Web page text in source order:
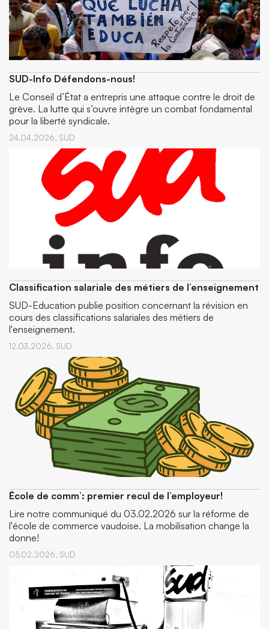
SUD-Info Défendons-nous!
Le Conseil d’État a entrepris une attaque contre le droit de
grève. La lutte qui s’ouvre intègre un combat fondamental
pour la liberté syndicale.
24.04.2026, SUD
Classification salariale des métiers de l’enseignement
SUD-Education publie position concernant la révision en
cours des classifications salariales des métiers de
l'enseignement.
12.03.2026, SUD
École de comm’: premier recul de l’employeur!
Lire notre communiqué du 03.02.2026 sur la réforme de
l'école de commerce vaudoise. La mobilisation change la
donne!
05.02.2026, SUD